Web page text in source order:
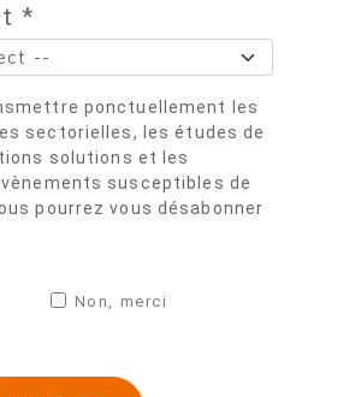
*
ponctuellement les
sectorielles, les études de
solutions et les
susceptibles de
pourrez vous désabonner
Non, merci